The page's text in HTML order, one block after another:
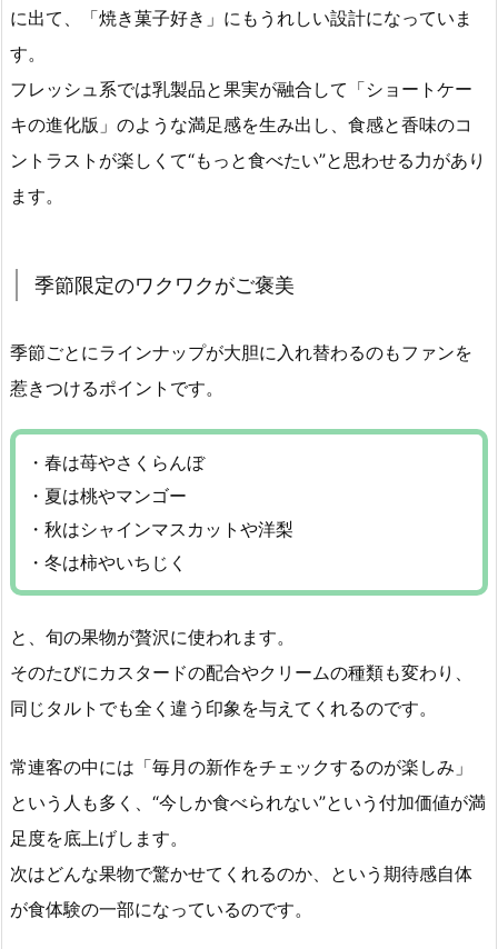
に出て、「焼き菓子好き」にもうれしい設計になっていま
す。
フレッシュ系では乳製品と果実が融合して「ショートケー
キの進化版」のような満足感を生み出し、食感と香味のコ
ントラストが楽しくて“もっと食べたい”と思わせる力があり
ます。
季節限定のワクワクがご褒美
季節ごとにラインナップが大胆に入れ替わるのもファンを
惹きつけるポイントです。
・春は苺やさくらんぼ
・夏は桃やマンゴー
・秋はシャインマスカットや洋梨
・冬は柿やいちじく
と、旬の果物が贅沢に使われます。
そのたびにカスタードの配合やクリームの種類も変わり、
同じタルトでも全く違う印象を与えてくれるのです。
常連客の中には「毎月の新作をチェックするのが楽しみ」
という人も多く、“今しか食べられない”という付加価値が満
足度を底上げします。
次はどんな果物で驚かせてくれるのか、という期待感自体
が食体験の一部になっているのです。